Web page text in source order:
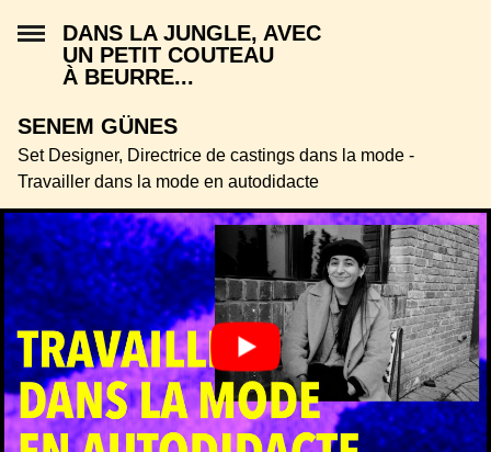
DANS LA JUNGLE, AVEC
UN PETIT COUTEAU
À BEURRE...
SENEM GÜNES
Set Designer, Directrice de castings dans la mode -
Travailler dans la mode en autodidacte